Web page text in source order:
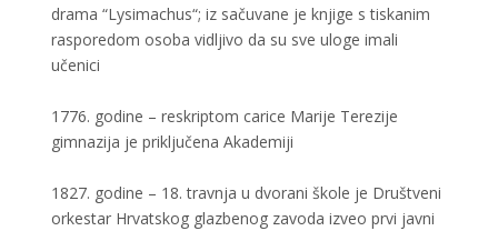
drama “Lysimachus“; iz sačuvane je knjige s tiskanim
rasporedom osoba vidljivo da su sve uloge imali
učenici
1776. godine – reskriptom carice Marije Terezije
gimnazija je priključena Akademiji
1827. godine – 18. travnja u dvorani škole je Društveni
orkestar Hrvatskog glazbenog zavoda izveo prvi javni